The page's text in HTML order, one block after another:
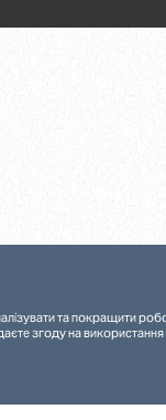
та покращити
згоду на